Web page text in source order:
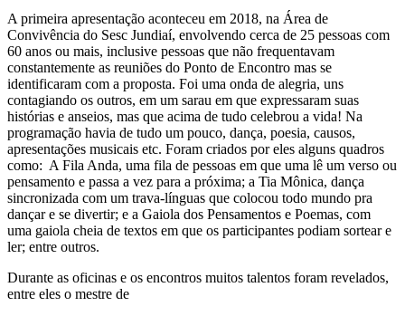
A primeira apresentação aconteceu em 2018, na Área de
Convivência do Sesc Jundiaí, envolvendo cerca de 25 pessoas com
60 anos ou mais, inclusive pessoas que não frequentavam
constantemente as reuniões do Ponto de Encontro mas se
identificaram com a proposta. Foi uma onda de alegria, uns
contagiando os outros, em um sarau em que expressaram suas
histórias e anseios, mas que acima de tudo celebrou a vida! Na
programação havia de tudo um pouco, dança, poesia, causos,
apresentações musicais etc. Foram criados por eles alguns quadros
como: A Fila Anda, uma fila de pessoas em que uma lê um verso ou
pensamento e passa a vez para a próxima; a Tia Mônica, dança
sincronizada com um trava-línguas que colocou todo mundo pra
dançar e se divertir; e a Gaiola dos Pensamentos e Poemas, com
uma gaiola cheia de textos em que os participantes podiam sortear e
ler; entre outros.
Durante as oficinas e os encontros muitos talentos foram revelados,
entre eles o mestre de